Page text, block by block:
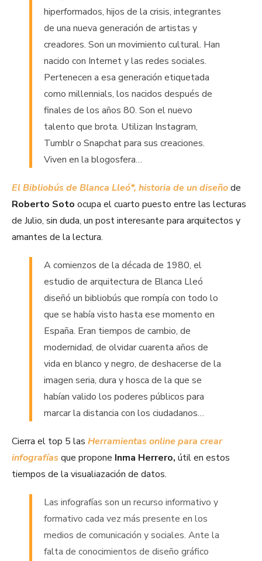
hiperformados, hijos de la crisis, integrantes
de una nueva generación de artistas y
creadores. Son un movimiento cultural. Han
nacido con Internet y las redes sociales.
Pertenecen a esa generación etiquetada
como millennials, los nacidos después de
finales de los años 80. Son el nuevo
talento que brota. Utilizan Instagram,
Tumblr o Snapchat para sus creaciones.
Viven en la blogosfera…
El Bibliobús de Blanca Lleó*, historia de un diseñode
Roberto Soto ocupa el cuarto puesto entre las lecturas
de Julio, sin duda, un post interesante para arquitectos y
amantes de la lectura.
A comienzos de la década de 1980, el
estudio de arquitectura de Blanca Lleó
diseñó un bibliobús que rompía con todo lo
que se había visto hasta ese momento en
España. Eran tiempos de cambio, de
modernidad, de olvidar cuarenta años de
vida en blanco y negro, de deshacerse de la
imagen seria, dura y hosca de la que se
habían valido los poderes públicos para
marcar la distancia con los ciudadanos…
Cierra el top 5 las Herramientas online para crear
infografías que propone Inma Herrero, útil en estos
tiempos de la visualiazación de datos.
Las infografías son un recurso informativo y
formativo cada vez más presente en los
medios de comunicación y sociales. Ante la
falta de conocimientos de diseño gráfico